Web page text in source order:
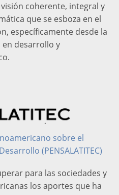
coherente, integral y
que se esboza en el
específicamente desde la
en desarrollo y
sobre el
(PENSALATITEC)
para las sociedades y
los aportes que ha